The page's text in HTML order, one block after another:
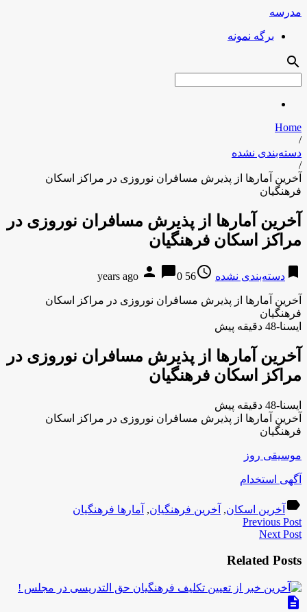
مدرسه
برگه نمونه
search
Home
/
دسته‌بندی نشده
/
آخرین آمارها از پذیرش مسافران نوروزی در مراکز اسکان
فرهنگیان
آخرین آمارها از پذیرش مسافران نوروزی در
مراکز اسکان فرهنگیان
bookmark دسته‌بندی نشده access_time
56 years ago
person chat_bubble0
آخرین آمارها از پذیرش مسافران نوروزی در مراکز اسکان
فرهنگیان
ایسنا-48 دقیقه پیش
آخرین آمارها از پذیرش مسافران نوروزی در
مراکز اسکان فرهنگیان
ایسنا-48 دقیقه پیش
آخرین آمارها از پذیرش مسافران نوروزی در مراکز اسکان
فرهنگیان
موسیقی روز
آگهی استخدام
label آخرین اسکان, آخرین فرهنگیان, آمارها فرهنگیان
Previous Post
Next Post
Related Posts
description